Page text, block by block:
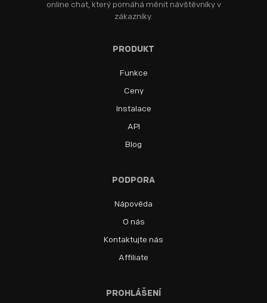
online chat, který pomáhá měnit návštěvníky v
zákazníky.
PRODUKT
Funkce
Ceny
Instalace
API
Blog
PODPORA
Nápověda
O nás
Kontaktujte nás
Affiliate
PROHLÁŠENÍ